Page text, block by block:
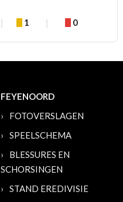
1 0
FEYENOORD
FOTOVERSLAGEN
SPEELSCHEMA
BLESSURES EN
SCHORSINGEN
STAND EREDIVISIE